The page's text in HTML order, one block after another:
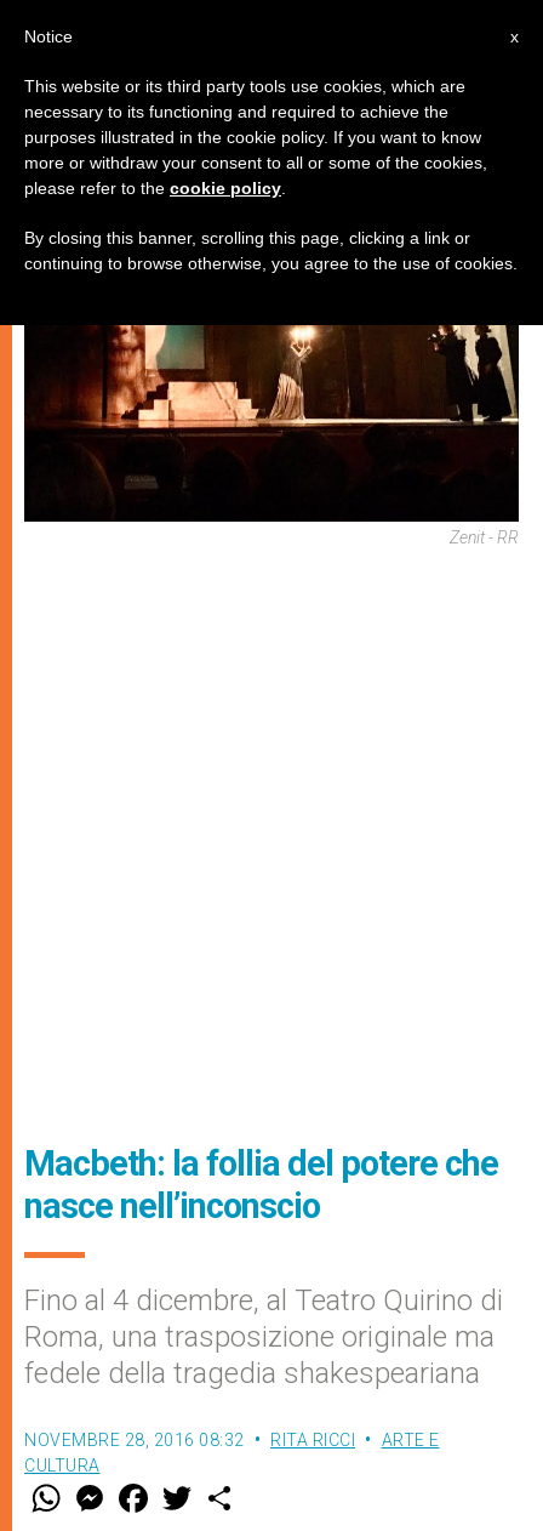
ARTE E CULTURA
Zenit - RR
Macbeth: la follia del potere che
nasce nell’inconscio
Fino al 4 dicembre, al Teatro Quirino di
Roma, una trasposizione originale ma
fedele della tragedia shakespeariana
NOVEMBRE 28, 2016 08:32 RITA RICCI
ARTE E
CULTURA
W M
e
F
a w
x
Notice
This website or its third party tools use cookies, which are
necessary to its functioning and required to achieve the
purposes illustrated in the cookie policy. If you want to know
more or withdraw your consent to all or some of the cookies,
please refer to the cookie policy
By closing this banner, scrolling this page, clicking a link or
continuing to browse otherwise, you agree to the use of cookies.